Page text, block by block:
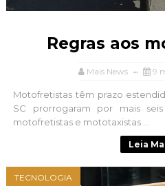
Regras aos
Mais News 9
Motofretistas têm prazo
SC prorrogaram por mais
motofretistas e mototaxistas ...
Leia
TECNOLOGIA